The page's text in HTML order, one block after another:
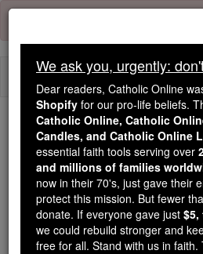
Skip
content
We ask you, urgently: don't
Dear
was
for our
shut
Online, Catholic Online
We ask you, urgently:
Dear readers, Catholic Online
Shopify for our pro-life beliefs.
Catholic Online, Catholic
Candles, and Catholic Online
essential faith tools serving over
and millions of families
now in their 70's, just gave their
protect this mission. But fewer
donate. If everyone gave just $5,
we could rebuild stronger and
free for all. Stand with us in faith.